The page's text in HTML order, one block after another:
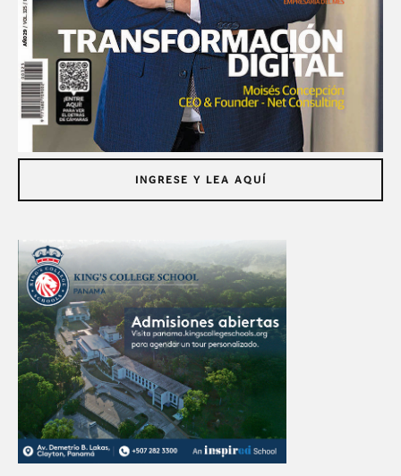
INGRESE Y LEA AQUÍ